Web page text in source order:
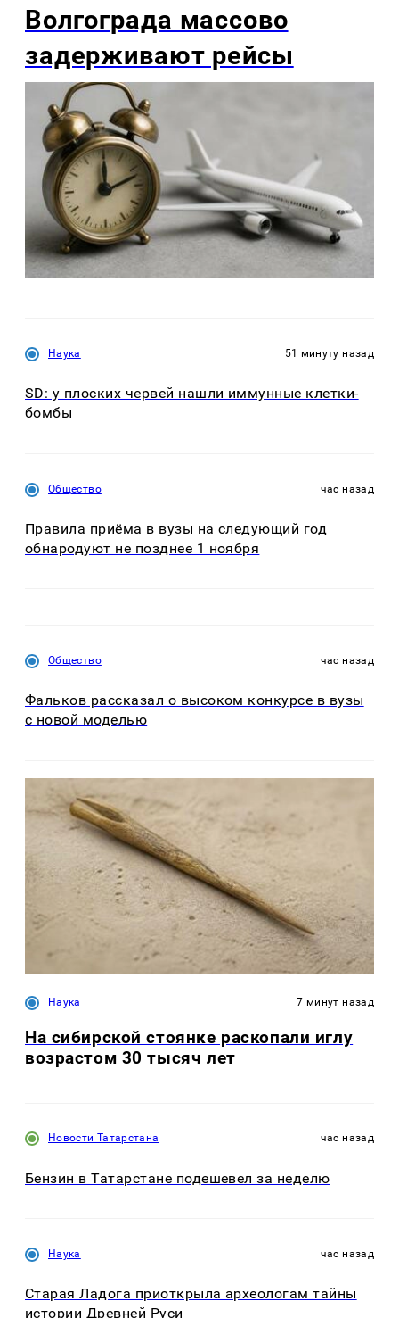
Волгограда массово
задерживают рейсы
Наука 51 минуту назад
SD: у плоских червей нашли иммунные клетки-
бомбы
Общество час назад
Правила приёма в вузы на следующий год
обнародуют не позднее 1 ноября
Общество час назад
Фальков рассказал о высоком конкурсе в вузы
с новой моделью
Наука 7 минут назад
На сибирской стоянке раскопали иглу
возрастом 30 тысяч лет
Новости Татарстана час назад
Бензин в Татарстане подешевел за неделю
Наука час назад
Старая Ладога приоткрыла археологам тайны
истории Древней Руси